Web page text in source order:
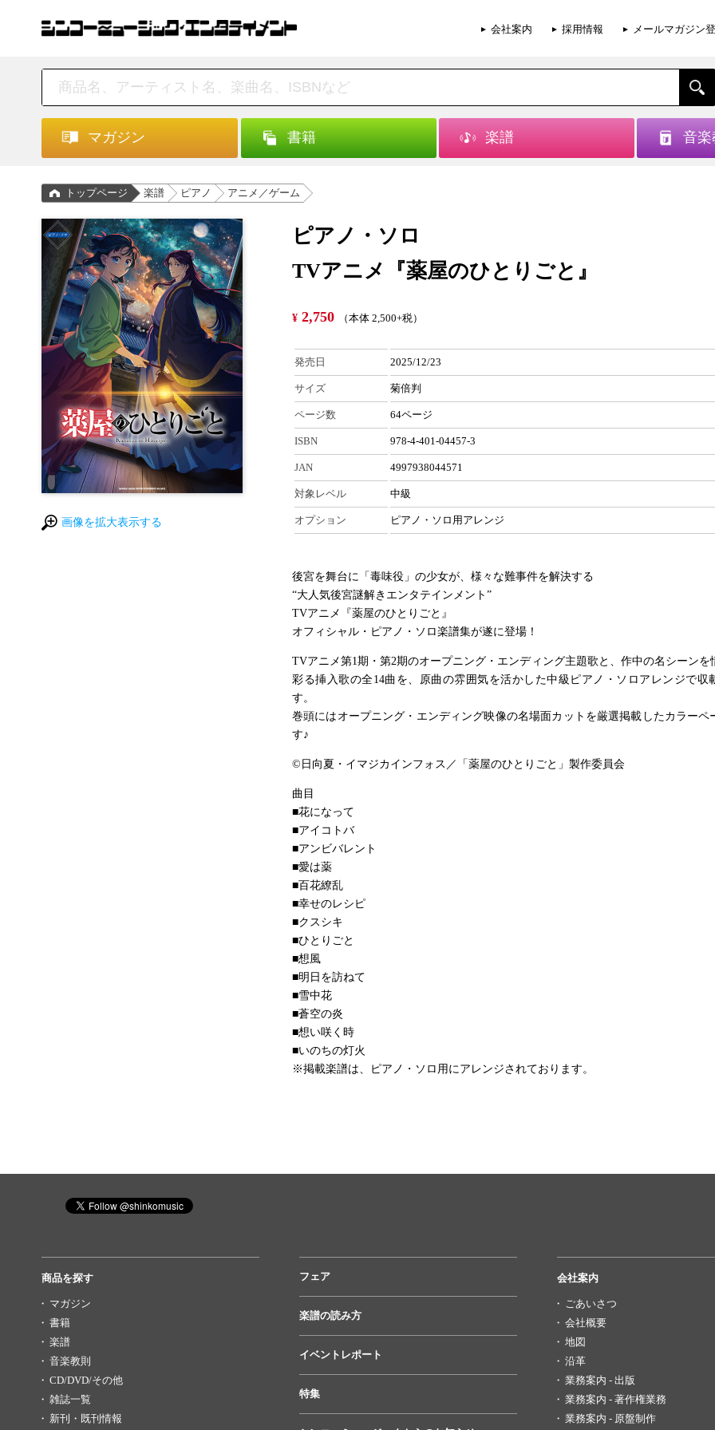
会社案内 採用情報 メールマガジン
マガジン 書籍 楽譜 音楽
トップページ 楽譜 ピアノ アニメ／ゲーム
画像を拡大表示する
ピアノ・ソロ
TVアニメ『薬屋のひとりごと』
¥ 2,750 （本体 2,500+税）
発売日 2025/12/23
サイズ 菊倍判
ページ数 64ページ
ISBN 978-4-401-04457-3
JAN 4997938044571
対象レベル 中級
オプション ピアノ・ソロ用アレンジ
後宮を舞台に「毒味役」の少女が、様々な難事件を解決する
“大人気後宮謎解きエンタテインメント”
TVアニメ『薬屋のひとりごと』
オフィシャル・ピアノ・ソロ楽譜集が遂に登場！
TVアニメ第1期・第2期のオープニング・エンディング主題歌と、作中の名シーンを
彩る挿入歌の全14曲を、原曲の雰囲気を活かした中級ピアノ・ソロアレンジで収
す。
巻頭にはオープニング・エンディング映像の名場面カットを厳選掲載したカラーペ
す♪
©日向夏・イマジカインフォス／「薬屋のひとりごと」製作委員会
曲目
■花になって
■アイコトバ
■アンビバレント
■愛は薬
■百花繚乱
■幸せのレシピ
■クスシキ
■ひとりごと
■想風
■明日を訪ねて
■雪中花
■蒼空の炎
■想い咲く時
■いのちの灯火
※掲載楽譜は、ピアノ・ソロ用にアレンジされております。
商品を探す
マガジン
書籍
楽譜
音楽教則
CD/DVD/その他
雑誌一覧
新刊・既刊情報
フェア
楽譜の読み方
イベントレポート
特集
会社案内
ごあいさつ
会社概要
地図
沿革
業務案内 - 出版
業務案内 - 著作権業務
業務案内 - 原盤制作